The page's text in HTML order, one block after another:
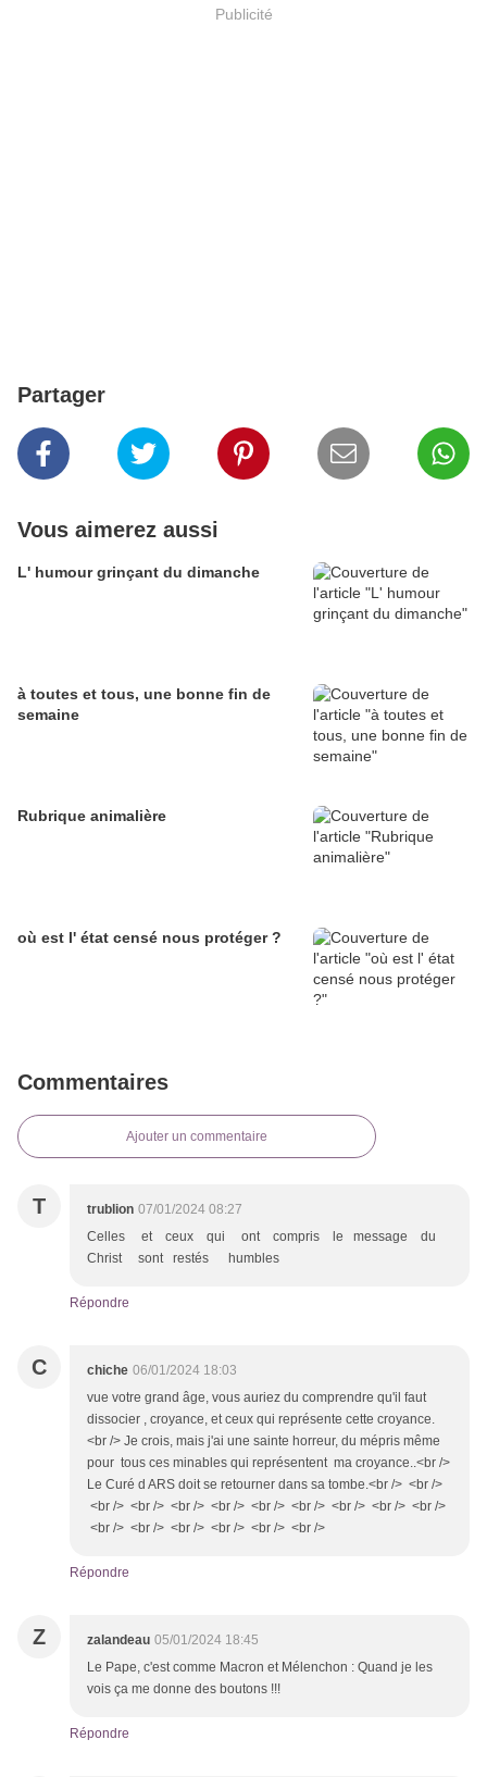
Publicité
Partager
Vous aimerez aussi
L' humour grinçant du dimanche
à toutes et tous, une bonne fin de
semaine
Rubrique animalière
où est l' état censé nous protéger ?
Commentaires
Ajouter un commentaire
T trublion 07/01/2024 08:27
Celles et ceux qui ont compris le message du
Christ sont restés humbles
Répondre
C chiche 06/01/2024 18:03
vue votre grand âge, vous auriez du comprendre qu'il faut
dissocier , croyance, et ceux qui représente cette croyance.
<br /> Je crois, mais j'ai une sainte horreur, du mépris même
pour tous ces minables qui représentent ma croyance..<br />
Le Curé d ARS doit se retourner dans sa tombe.<br /> <br />
<br /> <br /> <br /> <br /> <br /> <br /> <br /> <br /> <br />
<br /> <br /> <br /> <br /> <br /> <br />
Répondre
Z zalandeau 05/01/2024 18:45
Le Pape, c'est comme Macron et Mélenchon : Quand je les
vois ça me donne des boutons !!!
Répondre